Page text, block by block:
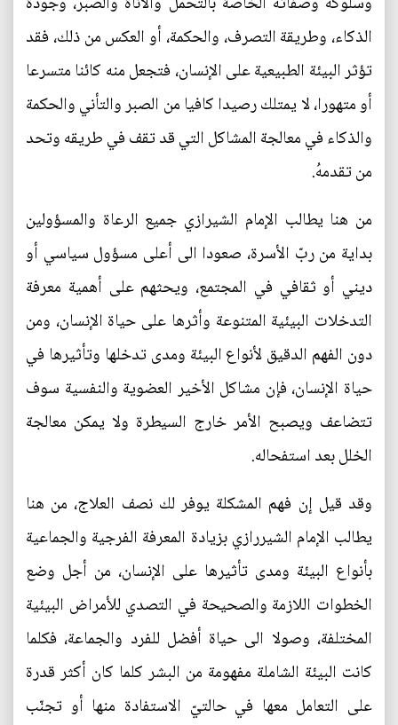
الذكاء، وطريقة التصرف، والحكمة، أو العكس من ذلك، فقد
تؤثر البيئة الطبيعية على الإنسان، فتجعل منه كائنا متسرعا
أو متهورا، لا يمتلك رصيدا كافيا من الصبر والتأني والحكمة
والذكاء في معالجة المشاكل التي قد تقف في طريقه وتحد
من تقدمهُ.
من هنا يطالب الإمام الشيرازي جميع الرعاة والمسؤولين
بداية من ربّ الأسرة، صعودا الى أعلى مسؤول سياسي أو
ديني أو ثقافي في المجتمع، ويحثهم على أهمية معرفة
التدخلات البيئية المتنوعة وأثرها على حياة الإنسان، ومن
دون الفهم الدقيق لأنواع البيئة ومدى تدخلها وتأثيرها في
حياة الإنسان، فإن مشاكل الأخير العضوية والنفسية سوف
تتضاعف ويصبح الأمر خارج السيطرة ولا يمكن معالجة
الخلل بعد استفحاله.
وقد قيل إن فهم المشكلة يوفر لك نصف العلاج، من هنا
يطالب الإمام الشيررازي بزيادة المعرفة الفرجية والجماعية
بأنواع البيئة ومدى تأثيرها على الإنسان، من أجل وضع
الخطوات اللازمة والصحيحة في التصدي للأمراض البيئية
المختلفة، وصولا الى حياة أفضل للفرد والجماعة، فكلما
كانت البيئة الشاملة مفهومة من البشر كلما كان أكثر قدرة
على التعامل معها في حالتيّ الاستفادة منها أو تجنّب